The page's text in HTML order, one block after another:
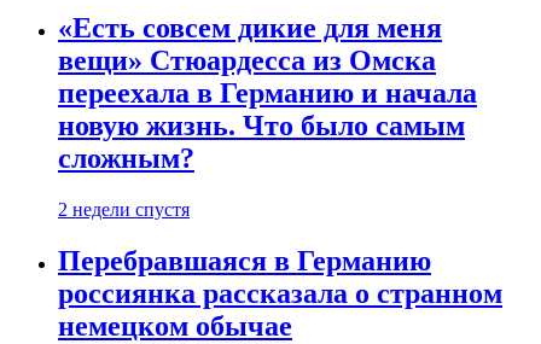
«Есть совсем дикие для меня
вещи» Стюардесса из Омска
переехала в Германию и начала
новую жизнь. Что было самым
сложным?
2 недели спустя
Перебравшаяся в Германию
россиянка рассказала о странном
немецком обычае